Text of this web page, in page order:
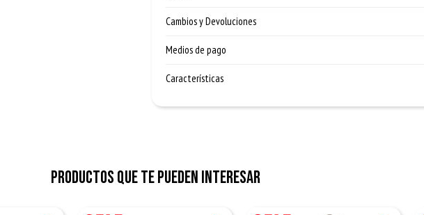
Cambios y Devoluciones
Medios de pago
Características
Productos que te pueden interesar